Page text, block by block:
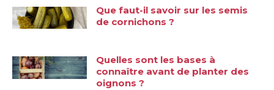
Que faut-il savoir sur les semis
de cornichons ?
Quelles sont les bases à
connaître avant de planter des
oignons ?